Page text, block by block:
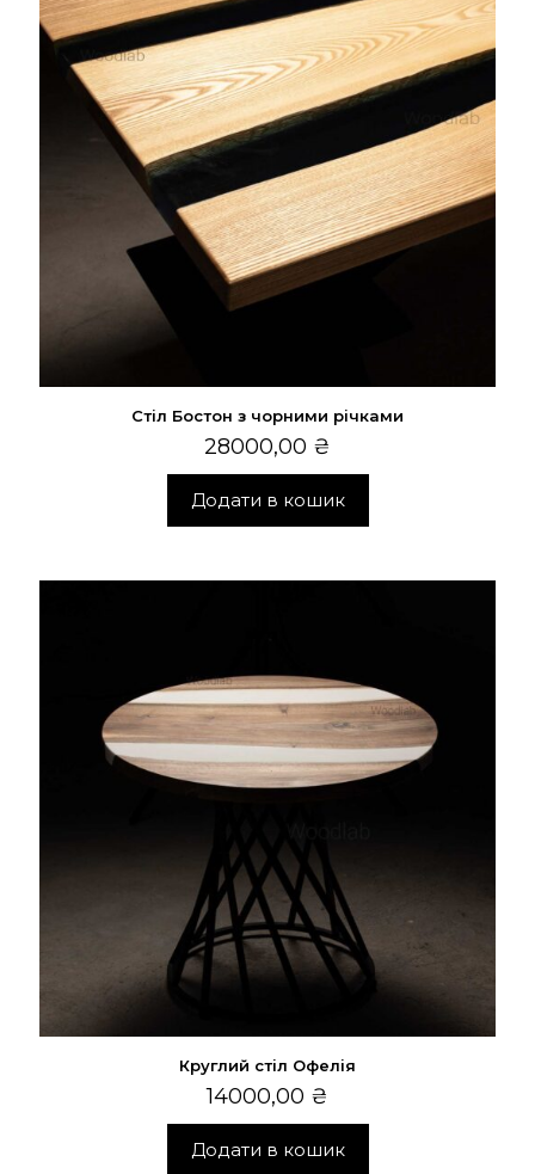
Стіл Бостон з чорними річками
28000,00 ₴
Додати в кошик
Круглий стіл Офелія
14000,00 ₴
Додати в кошик